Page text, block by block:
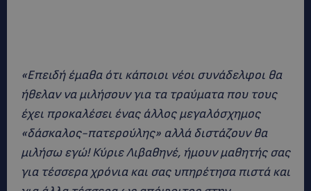
«Επειδή έμαθα ότι κάποιοι νέοι συνάδελφοι θα
ήθελαν να μιλήσουν για τα τραύματα που τους
έχει προκαλέσει ένας άλλος μεγαλόσχημος
«δάσκαλος-πατερούλης» αλλά διστάζουν θα
μιλήσω εγώ! Κύριε Λιβαθηνέ, ήμουν μαθητής σας
για τέσσερα χρόνια και σας υπηρέτησα πιστά και